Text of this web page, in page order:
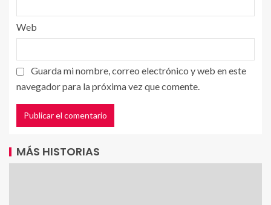
Web
Guarda mi nombre, correo electrónico y web en este
navegador para la próxima vez que comente.
MÁS HISTORIAS